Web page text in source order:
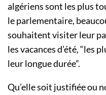
algériens sont les plus
le parlementaire,
souhaitent visiter leur
les vacances d’été, “les
leur longue durée”.
Qu’elle soit justifiée ou